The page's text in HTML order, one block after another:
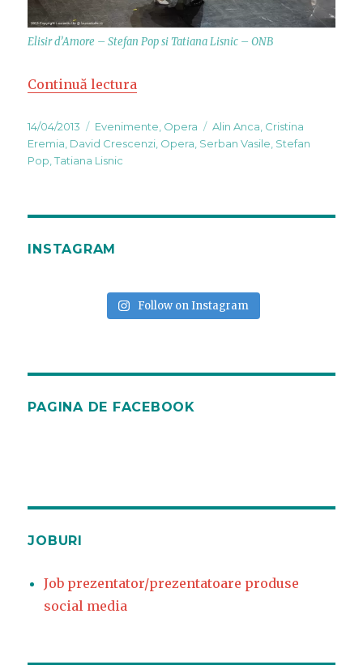
Elisir d’Amore – Stefan Pop si Tatiana Lisnic – ONB
Continuă lectura
Publicat
pe
14/04/2013 Categorii
Evenimente Opera Etichete
Alin Anca Cristina
Eremia David Crescenzi Opera Serban Vasile Stefan
Pop ,Tatiana Lisnic
INSTAGRAM
Follow on Instagram
PAGINA DE FACEBOOK
JOBURI
Job prezentator/prezentatoare produse
social media